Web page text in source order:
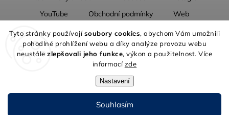
Tyto stránky používajísoubory cookies, abychom Vám umožnili
pohodlné prohlížení webu a díky analýze provozu webu
neustálezlepšovali jeho funkce, výkon a použitelnost. Více
informacízde
Nastavení
Souhlasím
YouTube
Obchodní podmínky
Web
O nás
Copyright 2026Blue Rent | Na cestách jako doma. Všechna práva